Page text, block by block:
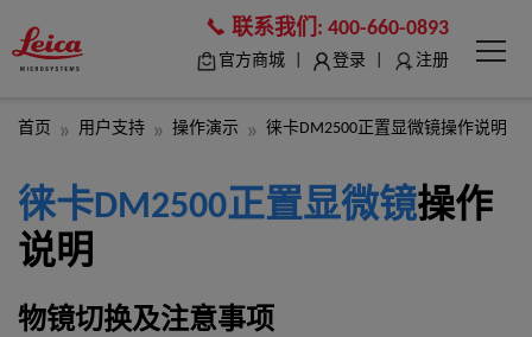
联系我们: 400-660-0893
官方商城 登录 注册
首页 用户支持 操作演示 徕卡DM2500正置显微镜操作说明
徕卡DM2500正置显微镜操作
说明
物镜切换及注意事项